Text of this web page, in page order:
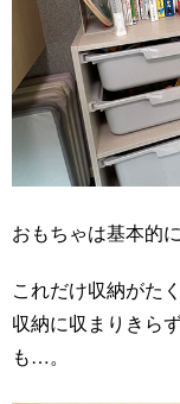
おもちゃは基本的
これだけ収納がた
収納に収まりきら
も…。